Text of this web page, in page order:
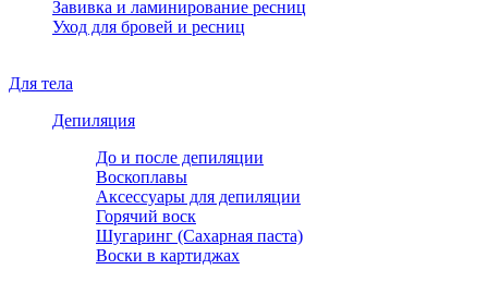
Завивка и ламинирование ресниц
Уход для бровей и ресниц
Для тела
Депиляция
До и после депиляции
Воскоплавы
Аксессуары для депиляции
Горячий воск
Шугаринг (Сахарная паста)
Воски в картиджах